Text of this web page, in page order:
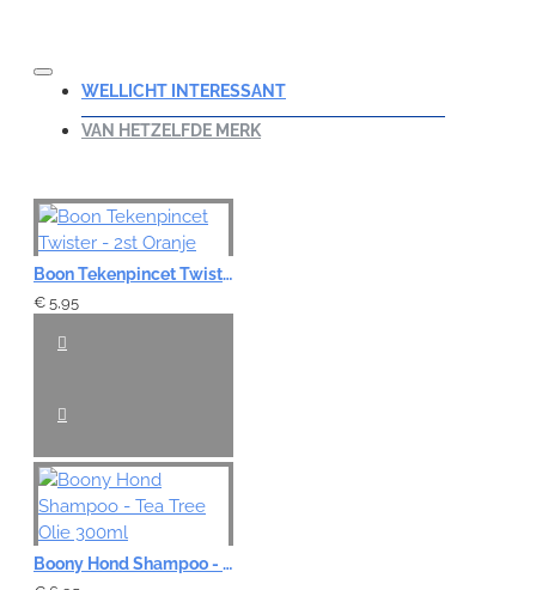
WELLICHT INTERESSANT
VAN HETZELFDE MERK
Boon Tekenpincet Twister - 2st Oranje
€ 5,95
Boony Hond Shampoo - Tea Tree Olie 300ml